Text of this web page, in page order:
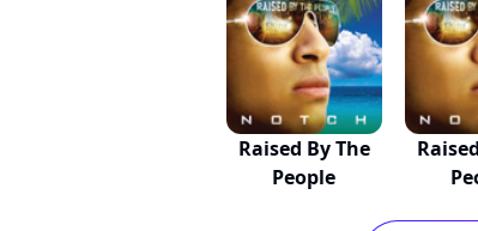
Raised By The
People